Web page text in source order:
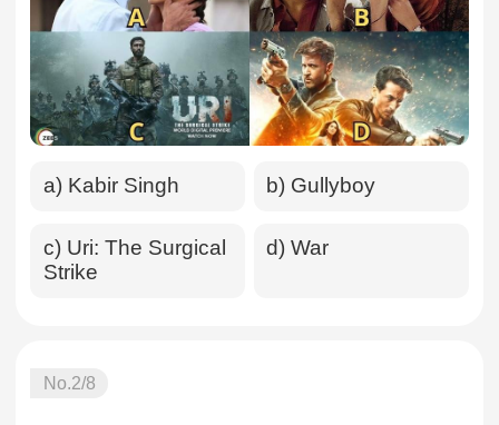
a) Kabir Singh b) Gullyboy
c) Uri: The Surgical
Strike
d) War
No.2/8